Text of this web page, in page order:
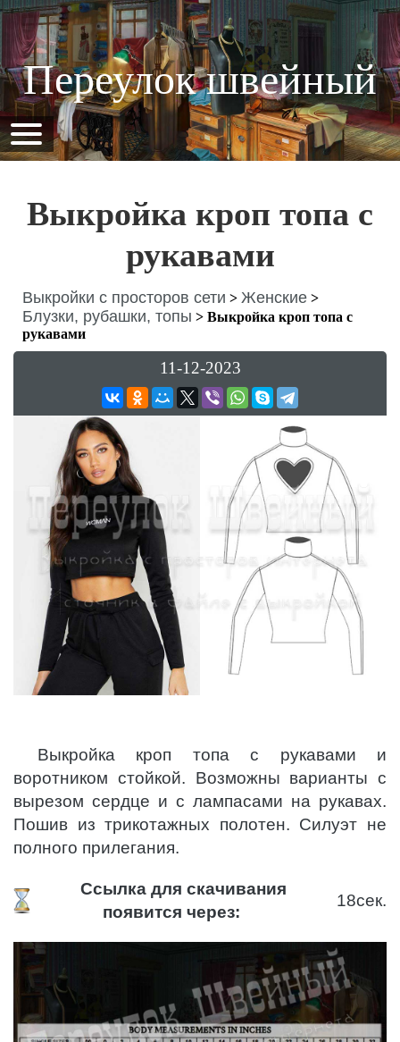
Переулок швейный
Выкройка кроп топа с
рукавами
Выкройки с просторов сети > Женские >
Блузки, рубашки, топы > Выкройка кроп топа с
рукавами
11-12-2023
Выкройка кроп топа с рукавами и
воротником стойкой. Возможны варианты с
вырезом сердце и с лампасами на рукавах.
Пошив из трикотажных полотен. Силуэт не
полного прилегания.
Ссылка для скачивания
появится через:
18сек.